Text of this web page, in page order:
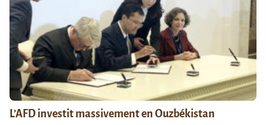
L’AFD investit massivement en Ouzbékistan